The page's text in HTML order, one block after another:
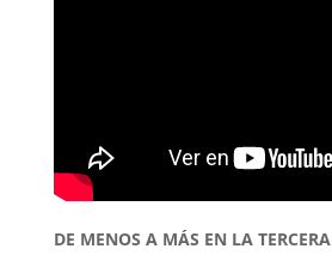
DE MENOS A MÁS EN LA TERCERA